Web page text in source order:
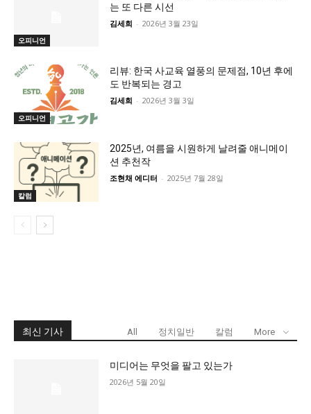
오피니언
는 또 다른 시선
김세희 - 2026년 3월 23일
오피니언
리뷰: 한국 사교육 열풍의 문제점, 10년 후에
도 반복되는 경고
김세희 - 2026년 3월 3일
칼럼
2025년, 여름을 시원하게 날려줄 애니메이
션 추천작
조현채 에디터 - 2025년 7월 28일
최신 기사 All 정치일반 칼럼 More
미디어는 무엇을 팔고 있는가
2026년 5월 20일